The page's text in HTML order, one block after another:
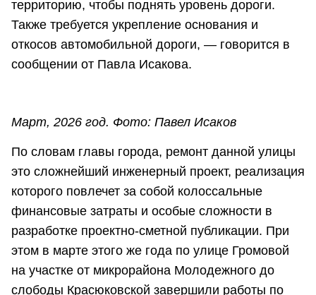
территорию, чтобы поднять уровень дороги.
Также требуется укрепление основания и
откосов автомобильной дороги, — говорится в
сообщении от Павла Исакова.
Март, 2026 год. Фото: Павел Исаков
По словам главы города, ремонт данной улицы
это сложнейший инженерный проект, реализация
которого повлечет за собой колоссальные
финансовые затраты и особые сложности в
разработке проектно-сметной публикации. При
этом в марте этого же года по улице Громовой
на участке от микрорайона Молодежного до
слободы Красюковской завершили работы по